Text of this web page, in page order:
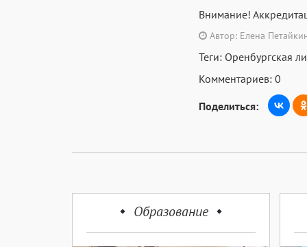
Внимание!
Автор: Елена
Теги: Оренбургская
Комментариев: 0
Поделиться:
Образование